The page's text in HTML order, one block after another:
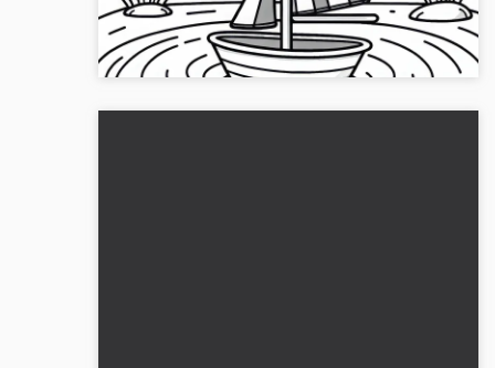
modello da colorare gratuito. Scarica ora la barca a
vela sul laghetto!...